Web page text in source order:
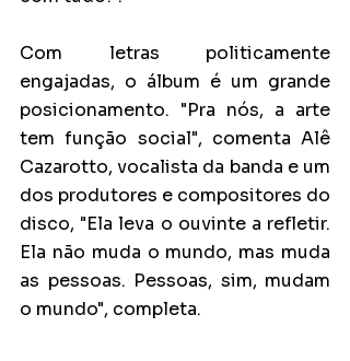
Com letras politicamente
engajadas, o álbum é um grande
posicionamento. "Pra nós, a arte
tem função social", comenta Alê
Cazarotto, vocalista da banda e um
dos produtores e compositores do
disco, "Ela leva o ouvinte a refletir.
Ela não muda o mundo, mas muda
as pessoas. Pessoas, sim, mudam
o mundo", completa.